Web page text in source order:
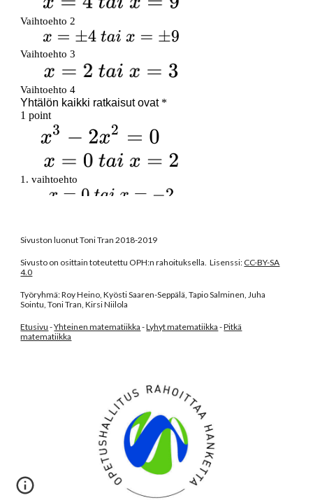
Sivuston luonut Toni Tran 2018-2019
Sivusto on osittain toteutettu OPH:n rahoituksella. Lisenssi: CC-BY-SA
4.0
Työryhmä: Roy Heino, Kyösti Saaren-Seppälä, Tapio Salminen, Juha
Sointu, Toni Tran, Kirsi Niilola
Etusivu -Yhteinen matematiikka -Lyhyt matematiikka -Pitkä
matematiikka